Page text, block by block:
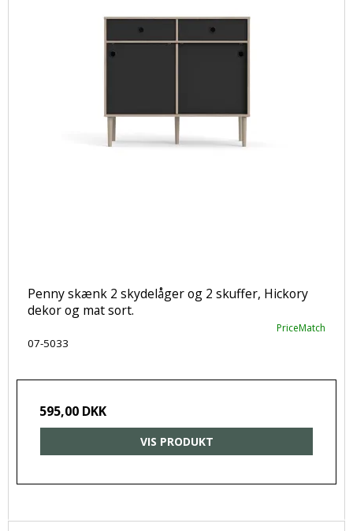
Penny skænk 2 skydelåger og 2 skuffer, Hickory
dekor og mat sort.
PriceMatch
07-5033
595,00 DKK
VIS PRODUKT